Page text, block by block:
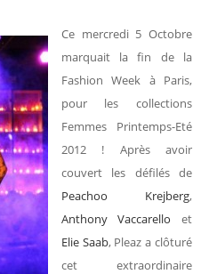
Ce mercredi 5 Octobre
marquait la fin de la
Fashion Week à Paris,
pour les collections
Femmes Printemps-Eté
2012 ! Après avoir
couvert les défilés de
Peachoo Krejberg,
Anthony Vaccarello et
Elie Saab, Pleaz a clôturé
cet extraordinaire